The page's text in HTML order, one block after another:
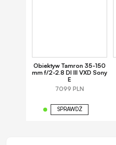
Obiektyw Tamron 35-150
mm f/2-2.8 DI III VXD Sony
E
7099 PLN
SPRAWDŹ